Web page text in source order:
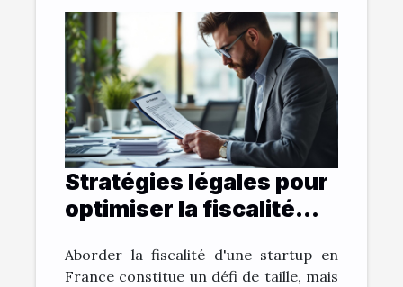
Stratégies légales pour
optimiser la fiscalité
Aborder la fiscalité d'une startup en
France constitue un défi de taille, mais